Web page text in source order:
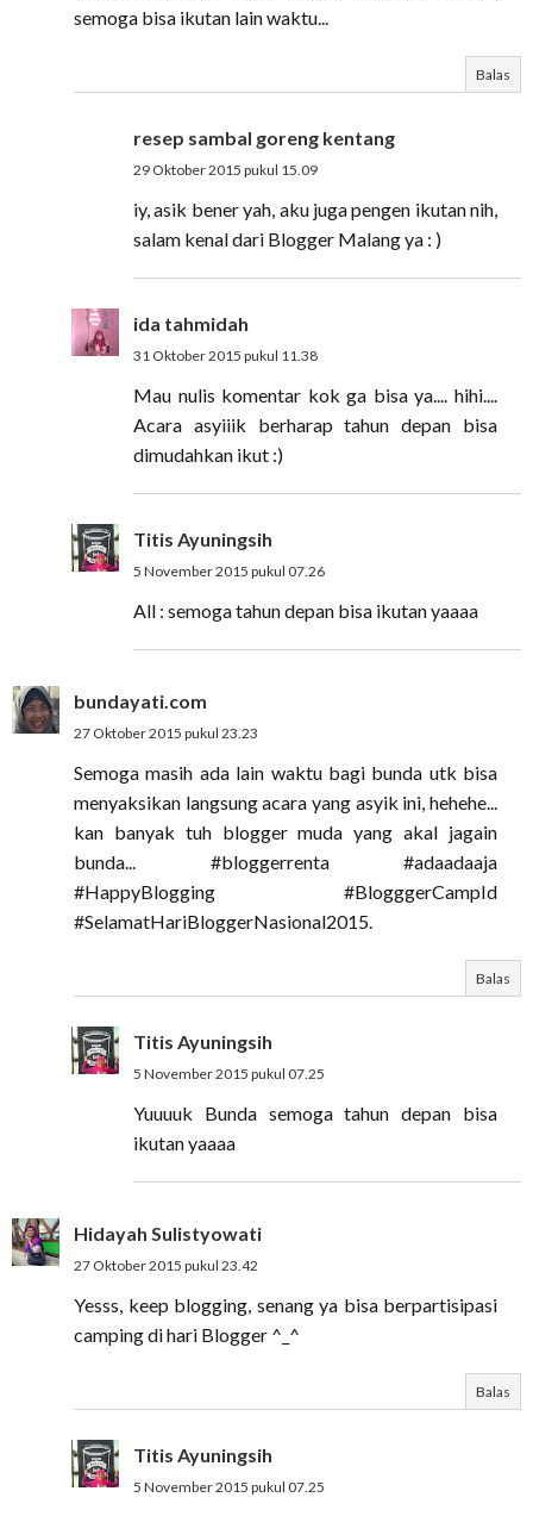
semoga bisa ikutan lain waktu...
Balas
resep sambal goreng kentang
29 Oktober 2015 pukul 15.09
iy, asik bener yah, aku juga pengen ikutan nih,
salam kenal dari Blogger Malang ya : )
ida tahmidah
31 Oktober 2015 pukul 11.38
Mau nulis komentar kok ga bisa ya.... hihi....
Acara asyiiik berharap tahun depan bisa
dimudahkan ikut :)
Titis Ayuningsih
5 November 2015 pukul 07.26
All : semoga tahun depan bisa ikutan yaaaa
bundayati.com
27 Oktober 2015 pukul 23.23
Semoga masih ada lain waktu bagi bunda utk bisa
menyaksikan langsung acara yang asyik ini, hehehe...
kan banyak tuh blogger muda yang akal jagain
bunda... #bloggerrenta #adaadaaja
#HappyBlogging #BlogggerCampId
#SelamatHariBloggerNasional2015.
Balas
Titis Ayuningsih
5 November 2015 pukul 07.25
Yuuuuk Bunda semoga tahun depan bisa
ikutan yaaaa
Hidayah Sulistyowati
27 Oktober 2015 pukul 23.42
Yesss, keep blogging, senang ya bisa berpartisipasi
camping di hari Blogger ^_^
Balas
Titis Ayuningsih
5 November 2015 pukul 07.25